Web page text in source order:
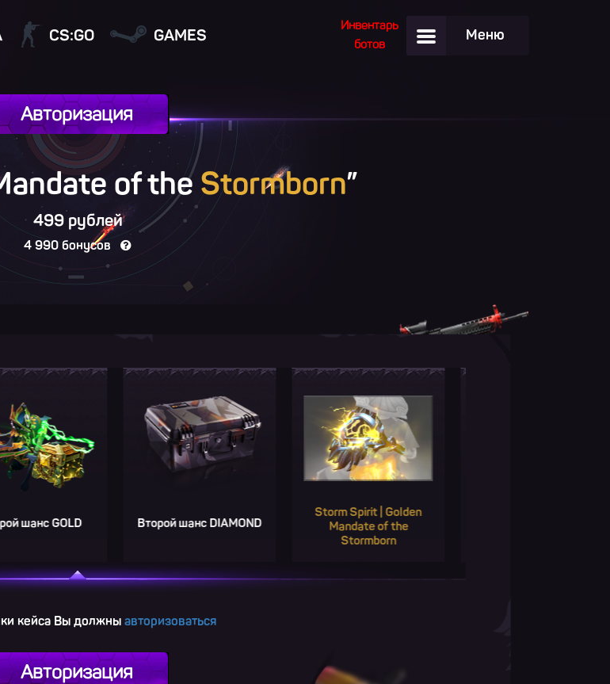
Меню
Инвентарь
ботов
CS:GO GAMES
Авторизация
of theStormborn”
499 рублей
4 990 бонусов
Второй шанс DIAMOND
Storm Spirit | Golden
Mandate of the
кейса Вы должны авторизоваться
Авторизация